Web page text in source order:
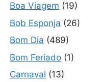
Boa Viagem (19)
Bob Esponja (26)
Bom Dia (489)
Bom Feriado (1)
Carnaval (13)